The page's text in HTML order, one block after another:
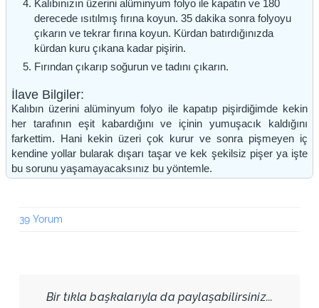
Kalıbınızın üzerini alüminyum folyo ile kapatın ve 180
derecede ısıtılmış fırına koyun. 35 dakika sonra folyoyu
çıkarın ve tekrar fırına koyun. Kürdan batırdığınızda
kürdan kuru çıkana kadar pişirin.
Fırından çıkarıp soğurun ve tadını çıkarın.
İlave Bilgiler:
Kalıbın üzerini alüminyum folyo ile kapatıp pişirdiğimde kekin
her tarafının eşit kabardığını ve içinin yumuşacık kaldığını
farkettim. Hani kekin üzeri çok kurur ve sonra pişmeyen iç
kendine yollar bularak dışarı taşar ve kek şekilsiz pişer ya işte
bu sorunu yaşamayacaksınız bu yöntemle.
39 Yorum
Bir tıkla başkalarıyla da paylaşabilirsiniz...